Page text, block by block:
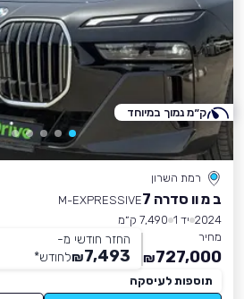
רמת השרון
ב מ וו סדרה 7
M-EXPRESSIVE
2024 יד 1
7,490 ק״מ
מחיר
727,000
₪
החזר חודשי מ-
7,493
₪לחודש*
תוספות לעיסקה
ק״מ נמוך במיוחד